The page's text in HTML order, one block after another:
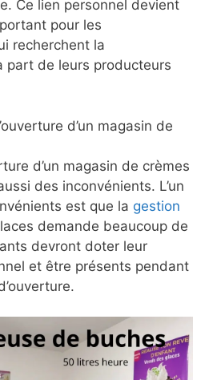
Ce lien personnel devient
pour les
recherchent la
part de leurs producteurs
d’un magasin de
d’un magasin de crèmes
des inconvénients. L’un
est que la gestion
demande beaucoup de
devront doter leur
et être présents pendant